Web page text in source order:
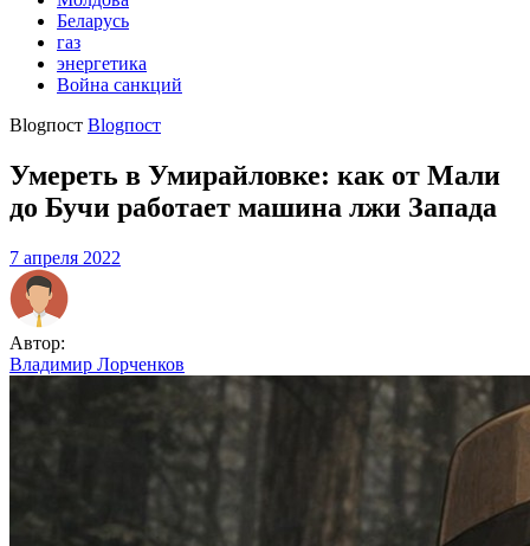
Беларусь
газ
энергетика
Война санкций
Blogпост Blogпост
Умереть в Умирайловке: как от Мали
до Бучи работает машина лжи Запада
7 апреля 2022
Автор:
Владимир Лорченков